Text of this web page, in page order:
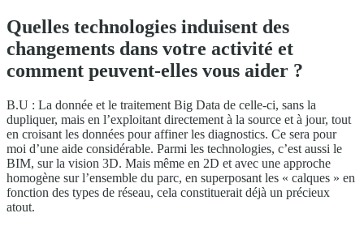
Quelles technologies induisent des
changements dans votre activité et
comment peuvent-elles vous aider ?
B.U : La donnée et le traitement Big Data de celle-ci, sans la
dupliquer, mais en l’exploitant directement à la source et à jour, tout
en croisant les données pour affiner les diagnostics. Ce sera pour
moi d’une aide considérable. Parmi les technologies, c’est aussi le
BIM, sur la vision 3D. Mais même en 2D et avec une approche
homogène sur l’ensemble du parc, en superposant les « calques » en
fonction des types de réseau, cela constituerait déjà un précieux
atout.